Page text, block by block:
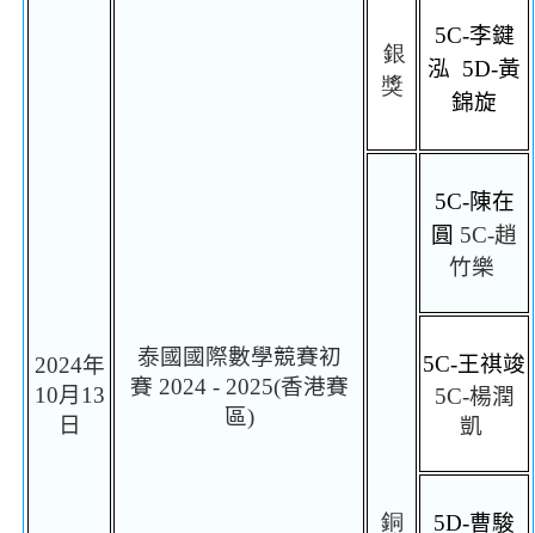
2024年
10月 13
日
泰國國際數學競賽初
賽 2024 - 2025(香港賽
區)
銀
獎
5C-李鍵
泓 5D-黃
錦旋
銅
5C-陳在
圓 5C-趙
竹樂
5C-王祺竣
5C-楊潤
凱
5D-曹駿